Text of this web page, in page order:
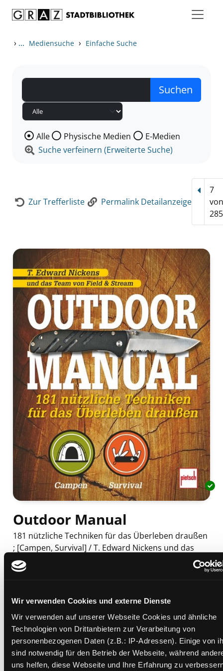
Wir verwenden Cookies und externe Dienste
Wir verwenden auf unserer Webseite Cookies und ähnliche
Technologien von Drittanbietern zur Verarbeitung von
personenbezogenen Daten (z.B.: IP-Adressen). Einige von
sind notwendig für den Betrieb der Webseite, während
uns helfen, diese Webseite und Ihre Erfahrung zu
› ... Mediensuche › Einfache Suche
Wählen Sie die Medienart nach der Sie suchen wollen.
Alle Physische Medien
E-Medien
Suche verfeinern (Erweiterte Suche)
Zur Trefferliste Permalink Detailanzeige
7
von
285
Outdoor Manual
181 nützliche Techniken für das Überleben draußen
; [Campen, Survival] / T. Edward Nickens und das
Team von Field & Stream. [Dt. Fassung: Hermann
Leifeld]
Verfasser: Suche nach diesem Verfasser
Nickens, T. Edward
Beschreibung ein-/ausblenden
Mehr Informationen ein-/ausblenden